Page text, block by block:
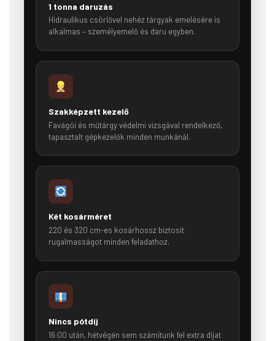
1 tonna daruzás
Hidraulikus csörlővel nehéz tárgyak emelésére is
alkalmas – személyemelő és daru egyben.
Szakképzett kezelő
Favágói és műtárgy védelmi vizsgával rendelkező,
tapasztalt gépkezelők minden munkánál.
Két kosárméret
220 és 320 cm-es kosárhossz biztosít
rugalmasságot minden feladathoz.
Nincs pótdíj
16:00 után, hétvégén sem számítunk fel extra díjat